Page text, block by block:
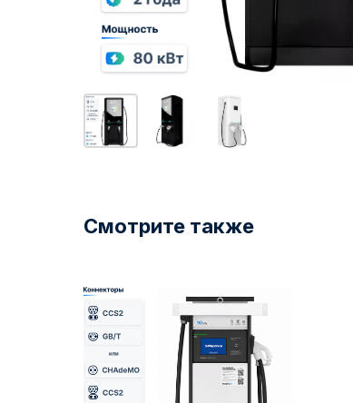
Смотрите также